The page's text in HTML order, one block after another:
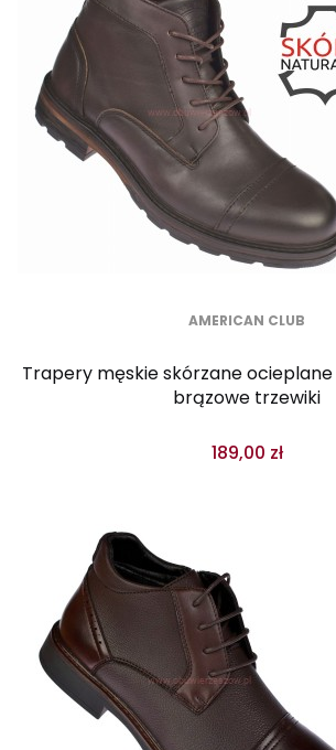
AMERICAN CLUB
Trapery męskie skórzane ocieplane
brązowe trzewiki
189,00 zł